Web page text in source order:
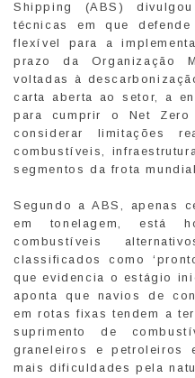
Shipping (ABS)
técnicas em que
flexível para a
prazo da Organização
voltadas à
carta aberta ao setor, a
para cumprir o Net Zero
considerar limitações
combustíveis,
segmentos da frota
Segundo a ABS, apenas
em tonelagem, está
combustíveis
classificados como
que evidencia o estágio
aponta que navios de
em rotas fixas tendem a
suprimento de
graneleiros e petroleiros
mais dificuldades pela